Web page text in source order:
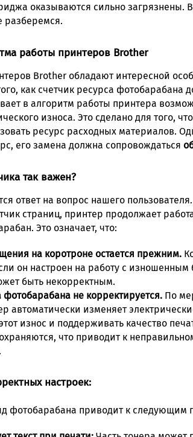
оказываются сильно загрязнены.
разберемся.
работы принтеров Brother
Brother обладают интересной
как счетчик ресурса фотобарабана
в алгоритм работы принтера
износа. Это сделано для того,
ресурс расходных материалов.
его замена должна сопровождаться
так важен?
ответ на вопрос нашего
страниц, принтер продолжает
Это означает, что:
на коротроне остается прежним.
он настроен на работу с изношенным
быть некорректным.
не корректируется. По
автоматически изменяет
износ и поддерживать качество
что приводит к
настроек:
фотобарабана приводит к следующим